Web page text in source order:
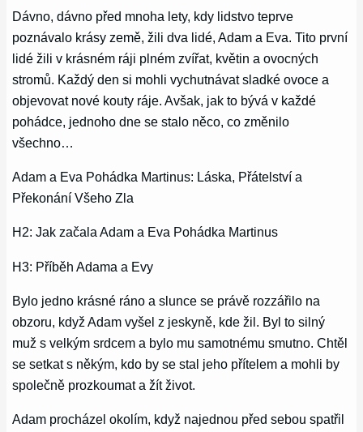
Dávno, dávno před mnoha lety, kdy lidstvo teprve
poznávalo krásy země, žili dva lidé, Adam a Eva. Tito první
lidé žili v krásném ráji plném zvířat, květin a ovocných
stromů. Každý den si mohli vychutnávat sladké ovoce a
objevovat nové kouty ráje. Avšak, jak to bývá v každé
pohádce, jednoho dne se stalo něco, co změnilo
všechno…
Adam a Eva Pohádka Martinus: Láska, Přátelství a
Překonání Všeho Zla
H2: Jak začala Adam a Eva Pohádka Martinus
H3: Příběh Adama a Evy
Bylo jedno krásné ráno a slunce se právě rozzářilo na
obzoru, když Adam vyšel z jeskyně, kde žil. Byl to silný
muž s velkým srdcem a bylo mu samotnému smutno. Chtěl
se setkat s někým, kdo by se stal jeho přítelem a mohli by
společně prozkoumat a žít život.
Adam procházel okolím, když najednou před sebou spatřil